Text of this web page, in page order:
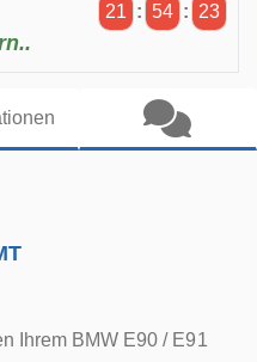
21 : 54 : 22
Ihrem BMW E90 / E91